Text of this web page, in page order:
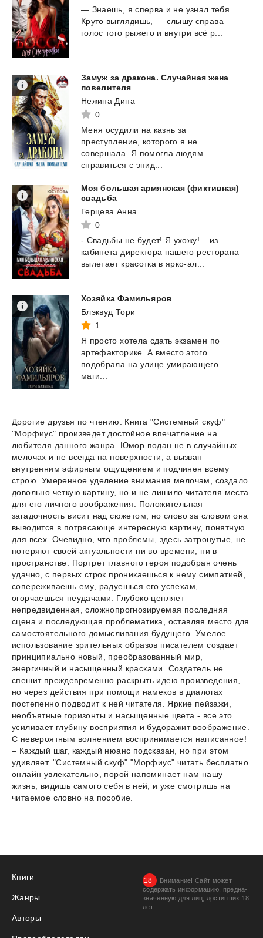
— Знаешь, я сперва и не узнал тебя.
Круто выглядишь, — слышу справа
голос того рыжего и внутри всё р...
Замуж за дракона. Случайная жена
повелителя
Нежина Дина
0
Меня осудили на казнь за
преступление, которого я не
совершала. Я помогла людям
справиться с эпид...
Моя большая армянская (фиктивная)
свадьба
Герцева Анна
0
- Свадьбы не будет! Я ухожу! – из
кабинета директора нашего ресторана
вылетает красотка в ярко-ал...
Хозяйка Фамильяров
Блэквуд Тори
1
Я просто хотела сдать экзамен по
артефакторике. А вместо этого
подобрала на улице умирающего
маги...
Дорогие друзья по чтению. Книга "Системный скуф"
"Морфиус" произведет достойное впечатление на
любителя данного жанра. Юмор подан не в случайных
мелочах и не всегда на поверхности, а вызван
внутренним эфирным ощущением и подчинен всему
строю. Умеренное уделение внимания мелочам, создало
довольно четкую картину, но и не лишило читателя места
для его личного воображения. Положительная
загадочность висит над сюжетом, но слово за словом она
выводится в потрясающе интересную картину, понятную
для всех. Очевидно, что проблемы, здесь затронутые, не
потеряют своей актуальности ни во времени, ни в
пространстве. Портрет главного героя подобран очень
удачно, с первых строк проникаешься к нему симпатией,
сопереживаешь ему, радуешься его успехам,
огорчаешься неудачами. Глубоко цепляет
непредвиденная, сложнопрогнозируемая последняя
сцена и последующая проблематика, оставляя место для
самостоятельного домысливания будущего. Умелое
использование зрительных образов писателем создает
принципиально новый, преобразованный мир,
энергичный и насыщенный красками. Создатель не
спешит преждевременно раскрыть идею произведения,
но через действия при помощи намеков в диалогах
постепенно подводит к ней читателя. Яркие пейзажи,
необъятные горизонты и насыщенные цвета - все это
усиливает глубину восприятия и будоражит воображение.
С невероятным волнением воспринимается написанное!
– Каждый шаг, каждый нюанс подсказан, но при этом
удивляет. "Системный скуф" "Морфиус" читать бесплатно
онлайн увлекательно, порой напоминает нам нашу
жизнь, видишь самого себя в ней, и уже смотришь на
читаемое словно на пособие.
Книги
Жанры
Авторы
Внимание! Сайт может
содержать информацию, предна­
значенную для лиц, дости­гших 18
лет.